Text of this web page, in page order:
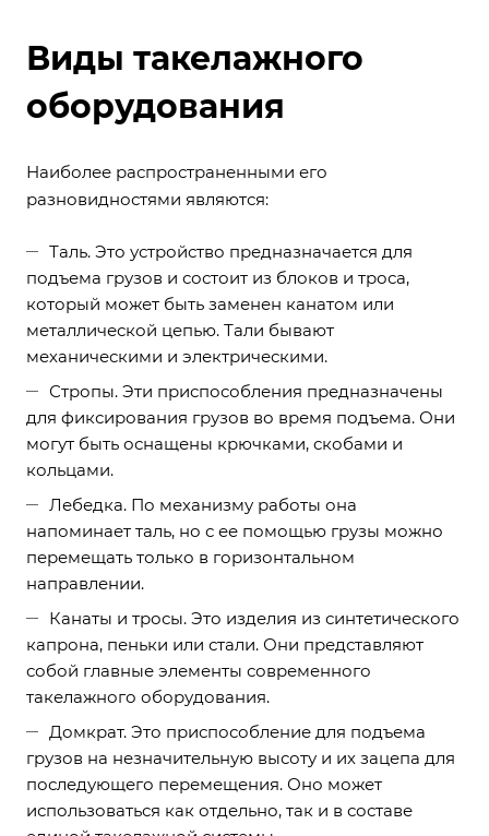
Виды такелажного
оборудования
Наиболее распространенными его
разновидностями являются:
Таль. Это устройство предназначается для
подъема грузов и состоит из блоков и троса,
который может быть заменен канатом или
металлической цепью. Тали бывают
механическими и электрическими.
Стропы. Эти приспособления предназначены
для фиксирования грузов во время подъема. Они
могут быть оснащены крючками, скобами и
кольцами.
Лебедка. По механизму работы она
напоминает таль, но с ее помощью грузы можно
перемещать только в горизонтальном
направлении.
Канаты и тросы. Это изделия из синтетического
капрона, пеньки или стали. Они представляют
собой главные элементы современного
такелажного оборудования.
Домкрат. Это приспособление для подъема
грузов на незначительную высоту и их зацепа для
последующего перемещения. Оно может
использоваться как отдельно, так и в составе